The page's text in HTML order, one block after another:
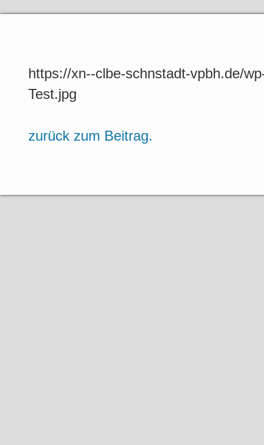
https://xn--clbe-schnstadt-vpbh.de/
Test.jpg
zurück zum Beitrag.